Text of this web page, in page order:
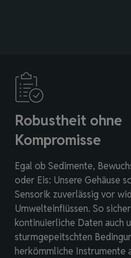
Robustheit ohne
Kompromisse
Egal ob Sedimente,
oder Eis: Unsere Gehäuse
Sensorik zuverlässig vor
Umwelteinflüssen. So
kontinuierliche Daten auch
sturmgepeitschten
herkömmliche Instrumente